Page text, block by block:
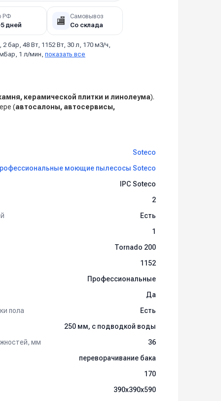
РФ
дней 🏬 Самовывоз
Со склада
2 бар, 48 Вт, 1152 Вт, 30 л, 170 м3/ч,
1 л/мин, показать все
керамической плитки и линолеума).
(автосалоны, автосервисы,
Soteco
моющие пылесосы Soteco
IPC Soteco
2
Есть
1
Tornado 200
1152
Профессиональные
Да
пола
Есть
250 мм, с подводкой воды
мм
36
переворачивание бака
170
390х390х590